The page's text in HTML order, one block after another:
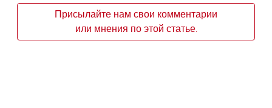
Присылайте нам свои комментарии
или мнения по этой статье.